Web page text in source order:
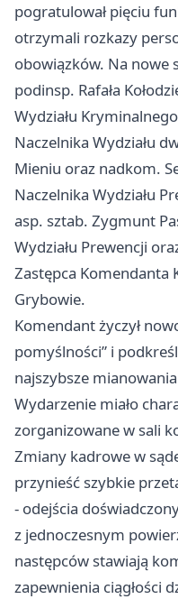
pogratulował pięciu
otrzymali rozkazy
obowiązków. Na nowe
podinsp. Rafała
Wydziału
Naczelnika Wydziału
Mieniu oraz nadkom.
Naczelnika Wydziału
asp. sztab. Zygmunt
Wydziału Prewencji
Zastępca Komendanta
Grybowie.
Komendant życzył
pomyślności” i
najszybsze
Wydarzenie miało
zorganizowane w sali
Zmiany kadrowe w
przynieść szybkie
- odejścia
z jednoczesnym
następców stawiają
zapewnienia ciągłości